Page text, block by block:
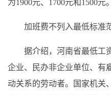
为1900元、1700元和1500元。
加班费不列入最低标准
据介绍，河南省最低工
企业、民办非企业单位、有
动关系的劳动者。国家机关